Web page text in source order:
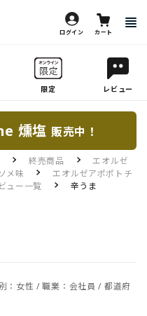
ログイン カート
限定 レビュー
燻塩 販売中！
終売商品
エオルゼ
メ味
エオルゼアポポトチ
ュー一覧
辛うま
：女性 / 職業：会社員 / 都道府